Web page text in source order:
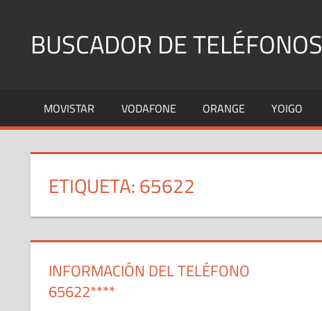
contenidoBUSCADOR DE TELÉFONOS
Fijos
y
MOVISTAR VODAFONE ORANGE YOIGO
ETIQUETA:65622
INFORMACIÓN DEL TELÉFONO
65622****